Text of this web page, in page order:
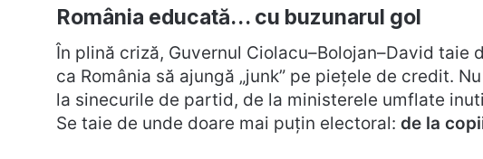
România educată… cu buzunarul gol
În plină criză, Guvernul Ciolacu–Bolojan–David
ca România să ajungă „junk” pe piețele de credit.
la sinecurile de partid, de la ministerele umflate
Se taie de unde doare mai puțin electoral: de la